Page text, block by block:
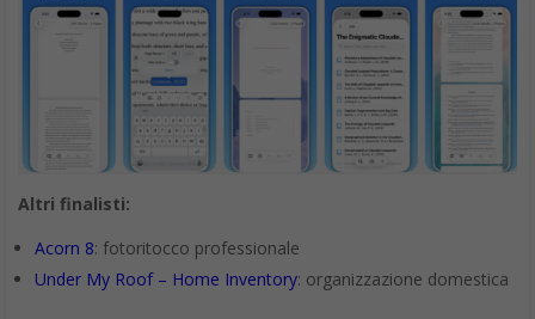
Altri finalisti:
Acorn 8: fotoritocco professionale
Under My Roof – Home Inventory: organizzazione domestica